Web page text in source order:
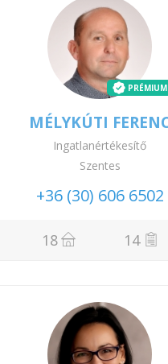
PRÉMIUM
MÉLYKÚTI
Ingatlanértékesítő
Szentes
+36 (30) 606 6502
18 14